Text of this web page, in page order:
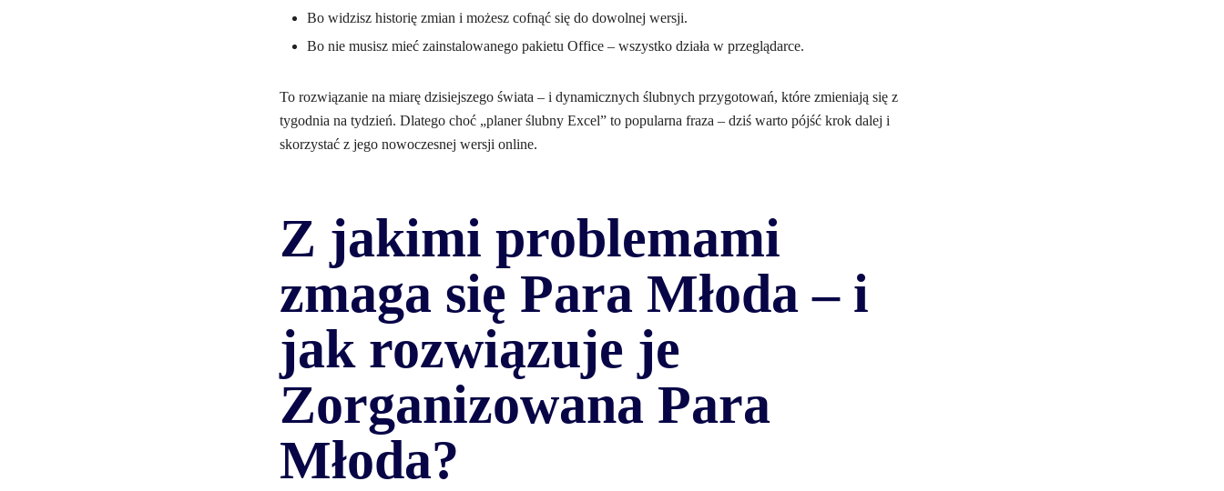
Bo widzisz historię zmian i możesz cofnąć się do dowolnej wersji.
Bo nie musisz mieć zainstalowanego pakietu Office – wszystko działa w przeglądarce.
To rozwiązanie na miarę dzisiejszego świata – i dynamicznych ślubnych przygotowań, które zmieniają się z
tygodnia na tydzień. Dlatego choć „planer ślubny Excel” to popularna fraza – dziś warto pójść krok dalej i
skorzystać z jego nowoczesnej wersji online.
Z jakimi problemami
zmaga się Para Młoda – i
jak rozwiązuje je
Zorganizowana Para
Młoda?